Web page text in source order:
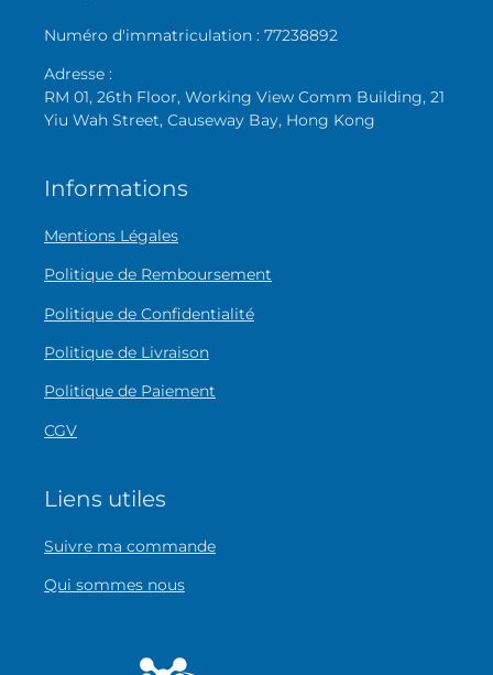
Numéro d'immatriculation : 77238892
Adresse :
RM 01, 26th Floor, Working View Comm Building, 21
Yiu Wah Street, Causeway Bay, Hong Kong
Informations
Mentions Légales
Politique de Remboursement
Politique de Confidentialité
Politique de Livraison
Politique de Paiement
CGV
Liens utiles
Suivre ma commande
Qui sommes nous